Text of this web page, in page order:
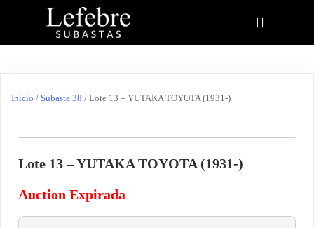
Inicio / Subasta 38 / Lote 13 – YUTAKA TOYOTA (1931-)
Lote 13 – YUTAKA TOYOTA (1931-)
Auction Expirada